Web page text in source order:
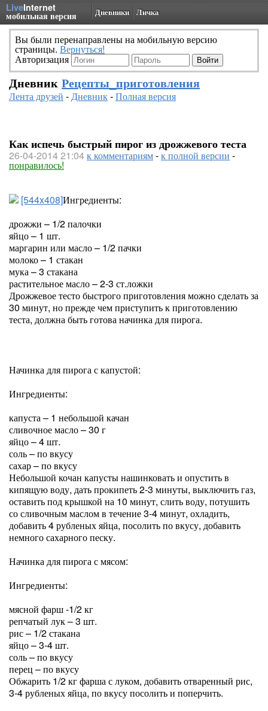
LiveInternet
мобильная версия Дневники Личка
Вы были перенаправлены на мобильную версию
страницы. Вернуться!
Авторизация
Дневник Рецепты_приготовления
Лента друзей -Дневник-Полная версия
Как испечь быстрый пирог из дрожжевого теста
26-04-2014 21:04к комментариям-к полной версии -
понравилось!
[544x408]Ингредиенты:
дрожжи – 1/2 палочки
яйцо – 1 шт.
маргарин или масло – 1/2 пачки
молоко – 1 стакан
мука – 3 стакана
растительное масло – 2-3 ст.ложки
Дрожжевое тесто быстрого приготовления можно сделать за
30 минут, но прежде чем приступить к приготовлению
теста, должна быть готова начинка для пирога.
Начинка для пирога с капустой:
Ингредиенты:
капуста – 1 небольшой качан
сливочное масло – 30 г
яйцо – 4 шт.
соль – по вкусу
сахар – по вкусу
Небольшой кочан капусты нашинковать и опустить в
кипящую воду, дать прокипеть 2-3 минуты, выключить газ,
оставить под крышкой на 10 минут, слить воду, потушить
со сливочным маслом в течение 3-4 минут, охладить,
добавить 4 рубленых яйца, посолить по вкусу, добавить
немного сахарного песку.
Начинка для пирога с мясом:
Ингредиенты:
мясной фарш -1/2 кг
репчатый лук – 3 шт.
рис – 1/2 стакана
яйцо – 3-4 шт.
соль – по вкусу
перец – по вкусу
Обжарить 1/2 кг фарша с луком, добавить отваренный рис,
3-4 рубленых яйца, по вкусу посолить и поперчить.